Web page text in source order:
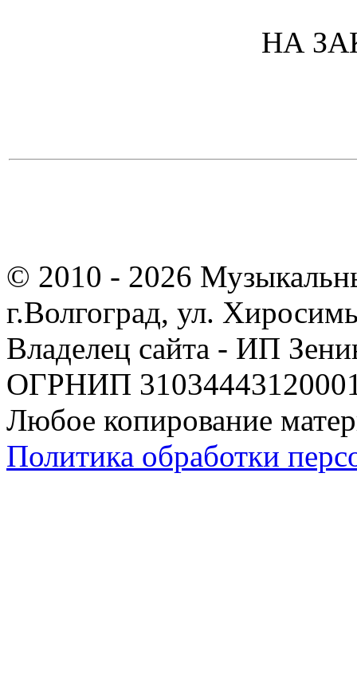
НА
© 2010 - 2026
г.Волгоград, ул.
Владелец сайта - ИП
ОГРНИП
Любое копирование
Политика обработки